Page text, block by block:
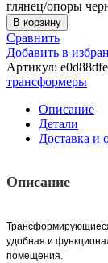
глянец/опоры
В корзину
Сравнить
Добавить в
Артикул:
трансформеры
Описание
Детали
Доставка и
Описание
удобная и
помещения.